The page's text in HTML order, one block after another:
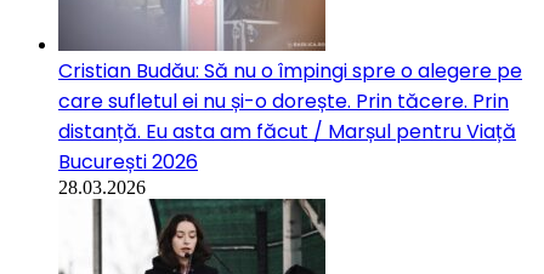
Cristian Budău: Să nu o împingi spre o alegere pe
care sufletul ei nu și-o dorește. Prin tăcere. Prin
distanță. Eu asta am făcut / Marșul pentru Viață
București 2026
28.03.2026